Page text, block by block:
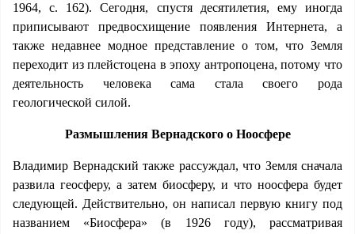
1964, с. 162). Сегодня, спустя десятилетия, ему иногда
приписывают предвосхищение появления Интернета, а
также недавнее модное представление о том, что Земля
переходит из плейстоцена в эпоху антропоцена, потому что
деятельность человека сама стала своего рода
геологической силой.
Размышления Вернадского о Ноосфере
Владимир Вернадский также рассуждал, что Земля сначала
развила геосферу, а затем биосферу, и что ноосфера будет
следующей. Действительно, он написал первую книгу под
названием «Биосфера» (в 1926 году), рассматривая